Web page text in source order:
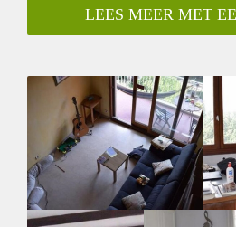
Garantiestelling mogelijk: Ja
Borg: 1 maand
Gedeelde keuken: Nee
Gedeelde Douche: Nee
Gedeelde woonkamer: Nee
Huisgenoten: Nee
Geslacht huisgenoten: N.v.t.
LEES MEER MET